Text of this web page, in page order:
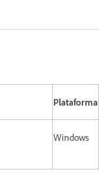
Plataforma
Windows